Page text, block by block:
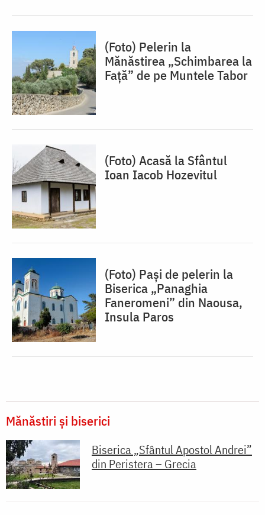
(Foto) Pelerin la
Mănăstirea „Schimbarea la
Față” de pe Muntele Tabor
(Foto) Acasă la Sfântul
Ioan Iacob Hozevitul
(Foto) Pași de pelerin la
Biserica „Panaghia
Faneromeni” din Naousa,
Insula Paros
Mănăstiri și biserici
Biserica „Sfântul Apostol Andrei”
din Peristera – Grecia